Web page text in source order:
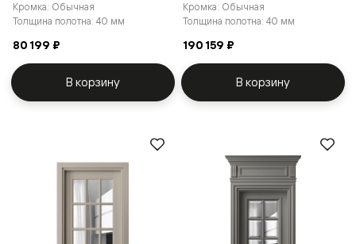
Кромка: Обычная
Толщина полотна: 40 мм
80 199 ₽
В корзину
Кромка: Обычная
Толщина полотна: 40 мм
190 159 ₽
В корзину